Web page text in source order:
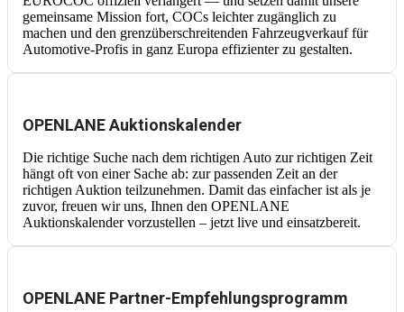
gemeinsame Mission fort, COCs leichter zugänglich zu
machen und den grenzüberschreitenden Fahrzeugverkauf für
Automotive-Profis in ganz Europa effizienter zu gestalten.
OPENLANE Auktionskalender
Die richtige Suche nach dem richtigen Auto zur richtigen Zeit
hängt oft von einer Sache ab: zur passenden Zeit an der
richtigen Auktion teilzunehmen. Damit das einfacher ist als je
zuvor, freuen wir uns, Ihnen den OPENLANE
Auktionskalender vorzustellen – jetzt live und einsatzbereit.
OPENLANE Partner-Empfehlungsprogramm